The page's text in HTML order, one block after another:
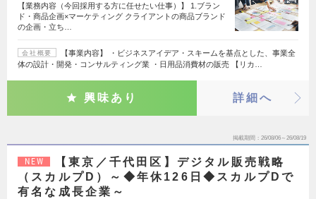
【業務内容（今回採用する方に任せたい仕事）】 1.ブラン
ド・商品企画×マーケティング クライアントの商品ブランド
の企画・立ち…
会社概要
【事業内容】 ・ビジネスアイデア・スキームを基点とした、事業全
体の設計・開発・コンサルティング業 ・日用品消費材の販売 【リカ…
興味あり 詳細へ
掲載期間 26/08/06～26/08/19
NEW
【東京／千代田区】デジタル販売戦略
（スカルプD）～◆年休126日◆スカルプDで
有名な成長企業～